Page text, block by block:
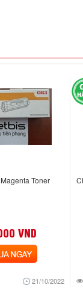
Toner
VND
21/10/2022